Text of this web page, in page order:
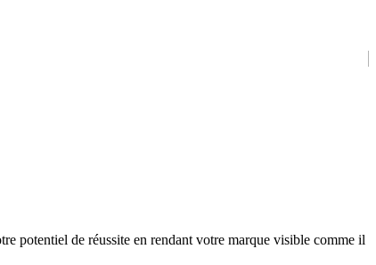
potentiel de réussite en rendant votre marque visible comme il